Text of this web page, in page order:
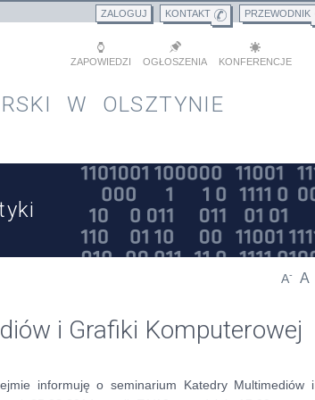
PRZEWODNIK
KONTAKT
ZALOGUJ
KONFERENCJE
OGŁOSZENIA
ZAPOWIEDZI
W OLSZTYNIE
A- A
i Grafiki Komputerowej
informuję o seminarium Katedry Multimediów i